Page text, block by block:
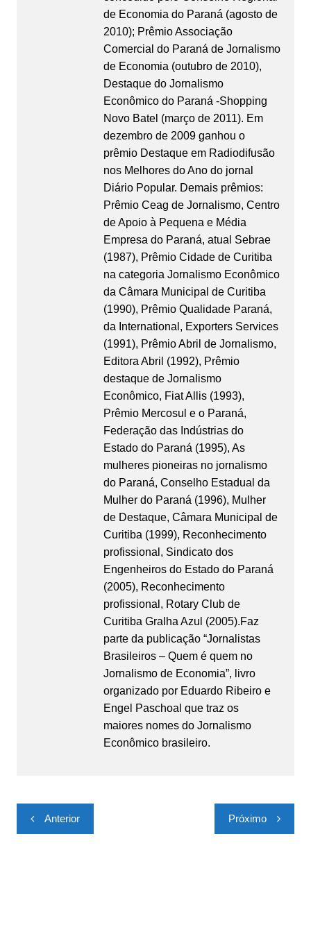
de Economia do Paraná (agosto de
2010); Prêmio Associação
Comercial do Paraná de Jornalismo
de Economia (outubro de 2010),
Destaque do Jornalismo
Econômico do Paraná -Shopping
Novo Batel (março de 2011). Em
dezembro de 2009 ganhou o
prêmio Destaque em Radiodifusão
nos Melhores do Ano do jornal
Diário Popular. Demais prêmios:
Prêmio Ceag de Jornalismo, Centro
de Apoio à Pequena e Média
Empresa do Paraná, atual Sebrae
(1987), Prêmio Cidade de Curitiba
na categoria Jornalismo Econômico
da Câmara Municipal de Curitiba
(1990), Prêmio Qualidade Paraná,
da International, Exporters Services
(1991), Prêmio Abril de Jornalismo,
Editora Abril (1992), Prêmio
destaque de Jornalismo
Econômico, Fiat Allis (1993),
Prêmio Mercosul e o Paraná,
Federação das Indústrias do
Estado do Paraná (1995), As
mulheres pioneiras no jornalismo
do Paraná, Conselho Estadual da
Mulher do Paraná (1996), Mulher
de Destaque, Câmara Municipal de
Curitiba (1999), Reconhecimento
profissional, Sindicato dos
Engenheiros do Estado do Paraná
(2005), Reconhecimento
profissional, Rotary Club de
Curitiba Gralha Azul (2005).Faz
parte da publicação “Jornalistas
Brasileiros – Quem é quem no
Jornalismo de Economia”, livro
organizado por Eduardo Ribeiro e
Engel Paschoal que traz os
maiores nomes do Jornalismo
Econômico brasileiro.
Navegação
de
Anterior Próximo